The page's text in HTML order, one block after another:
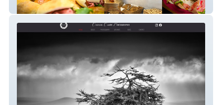
Adam and Joe Know Lunch